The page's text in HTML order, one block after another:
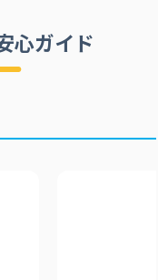
心ガイド